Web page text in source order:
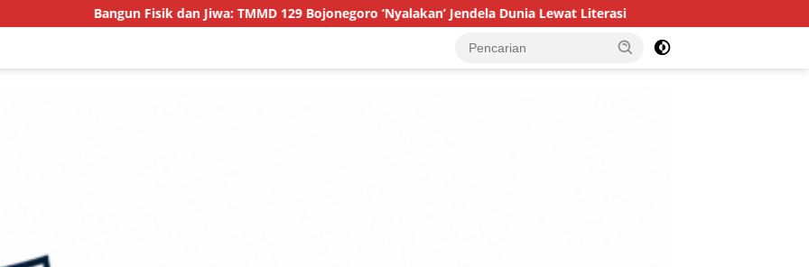
Bangun Fisik dan Jiwa: TMMD 129 Bojonegoro ‘Nyalakan’ Jendela Dunia Lewat Literasi Investasi Generasi Tangguh: